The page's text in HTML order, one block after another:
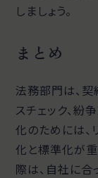
しましょう。
まとめ
法務部門は、
スチェック、紛
化のためには、
化と標準化が
際は、自社に合